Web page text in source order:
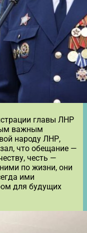
главы ЛНР
важным
народу ЛНР,
что обещание —
честь —
по жизни, они
ими
для будущих